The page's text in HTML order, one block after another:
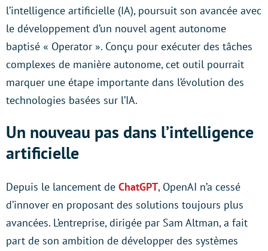
l’intelligence artificielle (IA), poursuit son avancée avec
le développement d’un nouvel agent autonome
baptisé « Operator ». Conçu pour exécuter des tâches
complexes de manière autonome, cet outil pourrait
marquer une étape importante dans l’évolution des
technologies basées sur l’IA.
Un nouveau pas dans l’intelligence
artificielle
Depuis le lancement de ChatGPT, OpenAI n’a cessé
d’innover en proposant des solutions toujours plus
avancées. L’entreprise, dirigée par Sam Altman, a fait
part de son ambition de développer des systèmes